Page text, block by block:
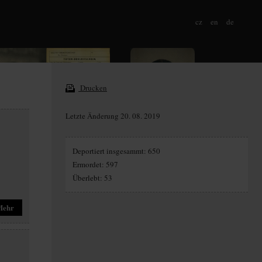
cz en de
Drucken
Letzte Änderung 20. 08. 2019
Deportiert insgesammt: 650
Ermordet: 597
Überlebt: 53